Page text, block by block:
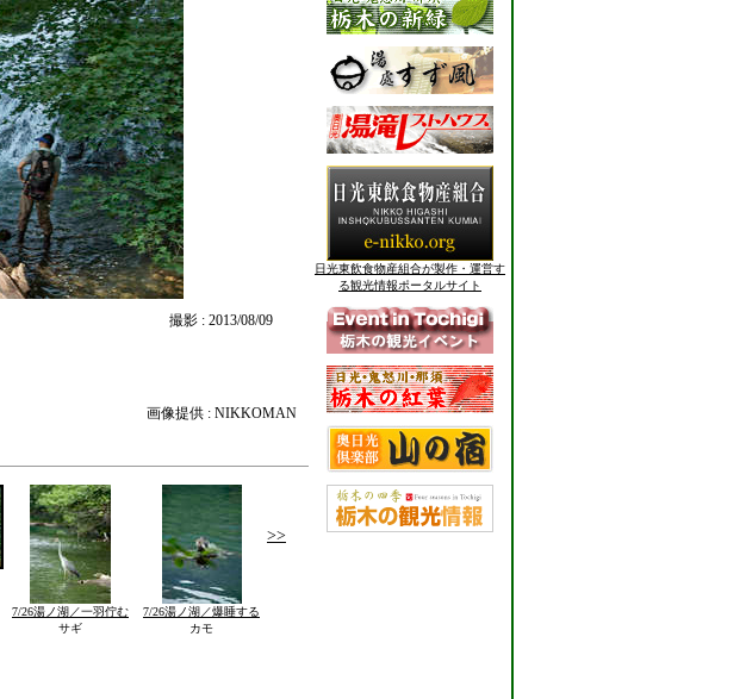
撮影 : 2013/08/09
画像提供 : NIKKOMAN
7/26湯ノ湖／一羽佇む
サギ
7/26湯ノ湖／爆睡する
カモ
>>
日光東飲食物産組合が製作・運営す
る観光情報ポータルサイト